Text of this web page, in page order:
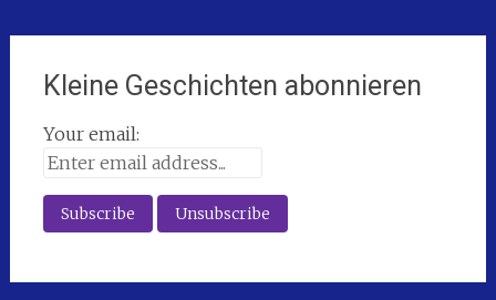
Kleine Geschichten abonnieren
Your email: